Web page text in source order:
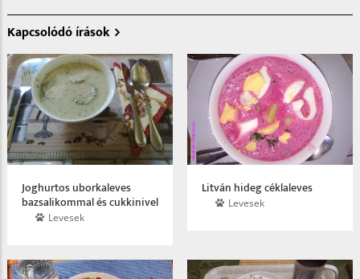
Kapcsolódó írások
Joghurtos uborkaleves
bazsalikommal és cukkinivel
Levesek
Litván hideg céklaleves
Levesek